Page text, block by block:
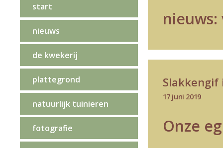
start
nieuws
de kwekerij
plattegrond
natuurlijk tuinieren
fotografie
nieuws:
Slakkengif
17 juni 2019
Onze